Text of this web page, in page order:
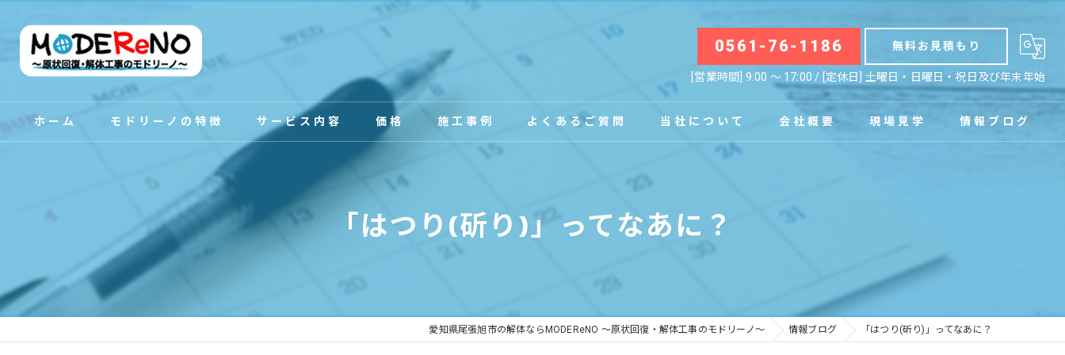
0561-76-1186 無料お見積もり
[営業時間] 9:00 〜 17:00 / [定休日] 土曜日・日曜日・祝日及び年末年始
ホーム モドリーノの特徴 サービス内容 価格 施工事例 よくあるご質問 当社について
事務所
工場
会社概要 現場見学 情報ブログ
「はつり(斫り)」ってなあに？
愛知県尾張旭市の解体ならMODEReNO ～原状回復・解体工事のモドリーノ～ 情報ブログ 「はつり(斫り)」ってなあに？